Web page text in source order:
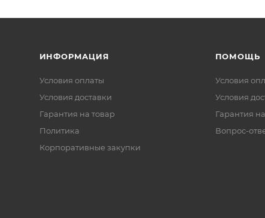
ИНФОРМАЦИЯ
Условия оплаты
Условия доставки
Гарантия на товар
Политика
Корпоративные закупки
ПОМОЩЬ
Условия
Условия
Гарантия
Вопрос-